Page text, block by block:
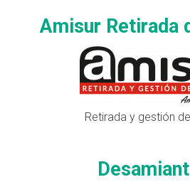
Amisur Retirada
Retirada y gestión